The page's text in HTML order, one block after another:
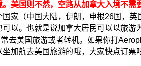
。美国则不然，空路从加拿大入境不需
国家（中国大陆，伊朗，申根26国，
可以。也就是说加拿大居民可以以旅
去美国旅游或者转机。如果你打
加航去美国旅游的哦，大家快点订票吧